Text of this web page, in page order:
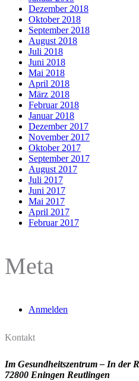
Dezember 2018
Oktober 2018
September 2018
August 2018
Juli 2018
Juni 2018
Mai 2018
April 2018
März 2018
Februar 2018
Januar 2018
Dezember 2017
November 2017
Oktober 2017
September 2017
August 2017
Juli 2017
Juni 2017
Mai 2017
April 2017
Februar 2017
Meta
Anmelden
Kontakt
Im Gesundheitszentrum – In der
72800 Eningen Reutlingen